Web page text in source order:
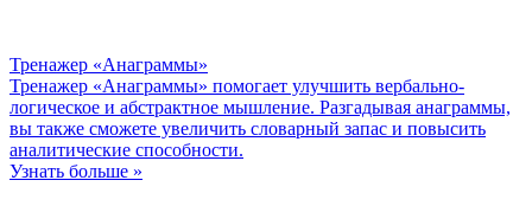
Тренажер «Анаграммы»
Тренажер «Анаграммы» помогает улучшить вербально-
логическое и абстрактное мышление. Разгадывая анаграммы,
вы также сможете увеличить словарный запас и повысить
аналитические способности.
Узнать больше »